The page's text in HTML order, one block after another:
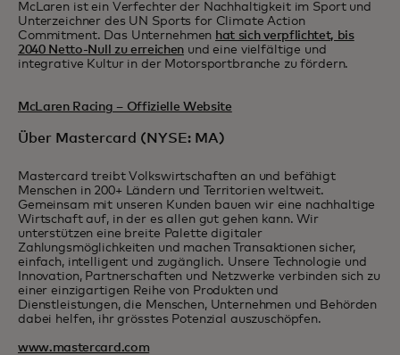
McLaren ist ein Verfechter der Nachhaltigkeit im Sport und
Unterzeichner des UN Sports for Climate Action
Commitment. Das Unternehmen hat sich verpflichtet, bis
2040 Netto-Null zu erreichen und eine vielfältige und
integrative Kultur in der Motorsportbranche zu fördern.
McLaren Racing – Offizielle Website
Über Mastercard (NYSE: MA)
Mastercard treibt Volkswirtschaften an und befähigt
Menschen in 200+ Ländern und Territorien weltweit.
Gemeinsam mit unseren Kunden bauen wir eine nachhaltige
Wirtschaft auf, in der es allen gut gehen kann. Wir
unterstützen eine breite Palette digitaler
Zahlungsmöglichkeiten und machen Transaktionen sicher,
einfach, intelligent und zugänglich. Unsere Technologie und
Innovation, Partnerschaften und Netzwerke verbinden sich zu
einer einzigartigen Reihe von Produkten und
Dienstleistungen, die Menschen, Unternehmen und Behörden
dabei helfen, ihr grösstes Potenzial auszuschöpfen.
www.mastercard.com